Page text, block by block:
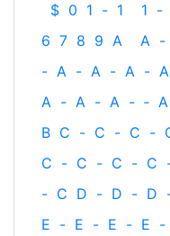
$ 0 1 - 1 1 -
6 7 8 9 A A -
- A - A - A - A
A - A - A - ‐ A
B C - C - C -
C - C - C - C
- C D - D - D
E - E - E - E -